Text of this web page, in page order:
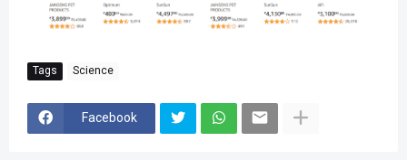
Tags Science
Facebook